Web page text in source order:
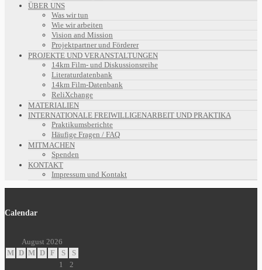
ÜBER UNS
Was wir tun
Wie wir arbeiten
Vision and Mission
Projektpartner und Förderer
PROJEKTE UND VERANSTALTUNGEN
14km Film- und Diskussionsreihe
Literaturdatenbank
14km Film-Datenbank
ReliXchange
MATERIALIEN
INTERNATIONALE FREIWILLIGENARBEIT UND PRAKTIKA
Praktikumsberichte
Häufige Fragen / FAQ
MITMACHEN
Spenden
KONTAKT
Impressum und Kontakt
Calendar
August 2026
M D M D F S
S
1
2